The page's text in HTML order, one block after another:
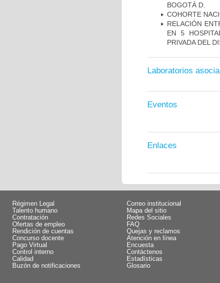
BOGOTÁ D.
COHORTE
RELACIÓN
EN 5
PRIVADA DEL
Laboratorios
Eventos
Enlaces
Régimen Legal
Talento humano
Contratación
Ofertas de empleo
Rendición de cuentas
Concurso docente
Pago Virtual
Control interno
Calidad
Buzón de notificaciones
Correo institucional
Mapa del sitio
Redes Sociales
FAQ
Quejas y reclamos
Atención en línea
Encuesta
Contáctenos
Estadísticas
Glosario